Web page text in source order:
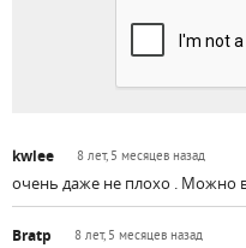
kwlee 8 лет, 5 месяцев назад
очень даже не плохо . Можно
Bratp 8 лет, 5 месяцев назад